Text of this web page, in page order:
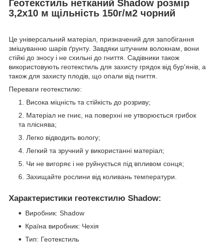
Геотекстиль нетканий Shadow розмір
3,2х10 м щільність 150г/м2 чорний
Це універсальний матеріал, призначений для запобігання
змішуванню шарів ґрунту. Завдяки штучним волокнам, вони
стійкі до зносу і не схильні до гниття. Садівники також
використовують геотекстиль для захисту грядок від бур'янів, а
також для захисту плодів, що опали від гниття.
Переваги геотекстилю:
Висока міцність та стійкість до розриву;
Матеріал не гниє, на поверхні не утворюється грибок
та пліснява;
Легко відводить вологу;
Легкий та зручний у використанні матеріал;
Чи не вигоряє і не руйнується під впливом сонця;
Захищайте рослини від коливань температури.
Характеристики геотекстилю Shadow:
Виробник: Shadow
Країна виробник: Чехія
Тип: Геотекстиль